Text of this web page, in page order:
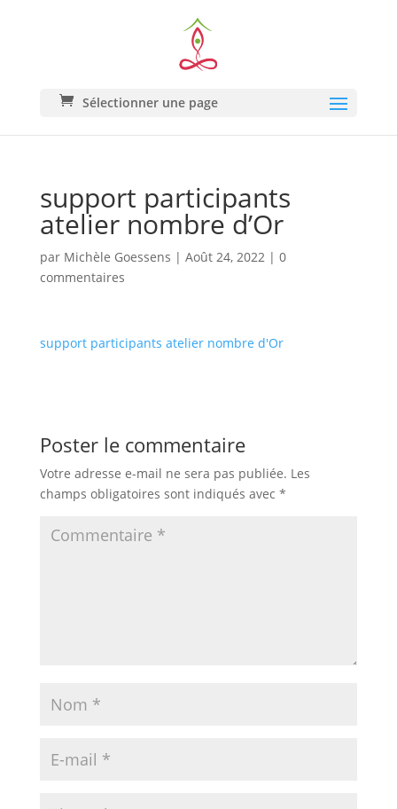
Sélectionner une page
support participants
atelier nombre d’Or
par Michèle Goessens | Août 24, 2022| 0
commentaires
support participants atelier nombre d'Or
Poster le commentaire
Votre adresse e-mail ne sera pas publiée. Les
champs obligatoires sont indiqués avec *